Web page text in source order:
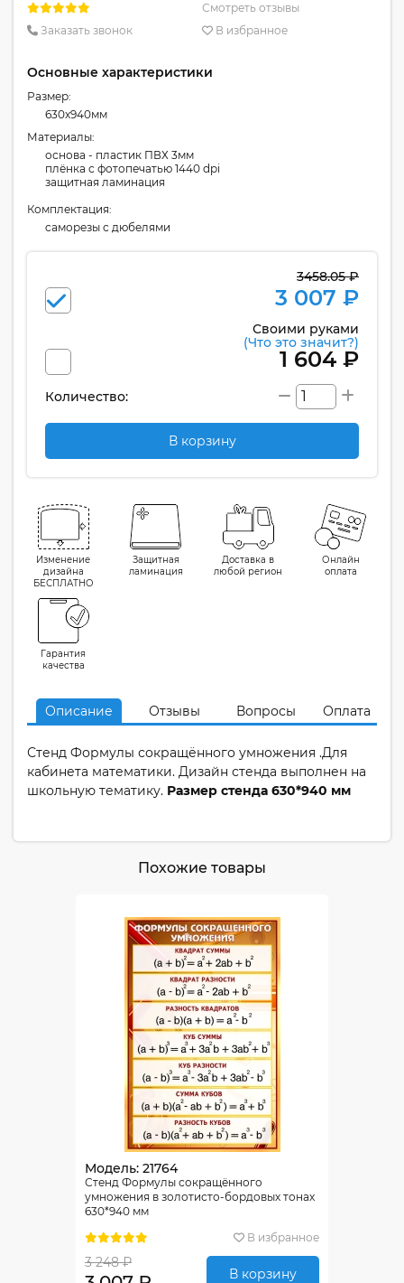
Смотреть отзывы
Заказать звонок
В избранное
Основные характеристики
Размер:
630x940мм
Материалы:
основа - пластик ПВХ 3мм
плёнка с фотопечатью 1440 dpi
защитная ламинация
Комплектация:
cаморезы с дюбелями
3458.05 ₽
3 007 ₽
Своими руками
(Что это значит?)
1 604 ₽
Количество:
В корзину
Изменение
дизайна
БЕСПЛАТНО
Защитная
ламинация
Доставка в
любой регион
Онлайн
оплата
Гарантия
качества
Описание Отзывы Вопросы Оплата
Стенд Формулы сокращённого умножения .Для
кабинета математики. Дизайн стенда выполнен на
школьную тематику. Размер стенда 630*940 мм
Похожие товары
Модель: 21764
Стенд Формулы сокращённого
умножения в золотисто-бордовых тонах
630*940 мм
В избранное
3 248 ₽
В корзину